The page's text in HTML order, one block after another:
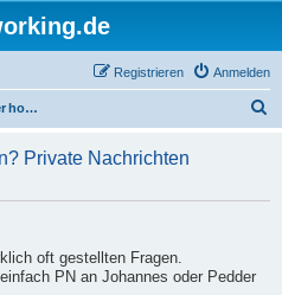
Anmelden
Registrieren
Einloggen? Bilder hochladen? Private Nachrichten schicken?
Private Nachrichten
oft gestellten Fragen.
PN an Johannes oder Pedder